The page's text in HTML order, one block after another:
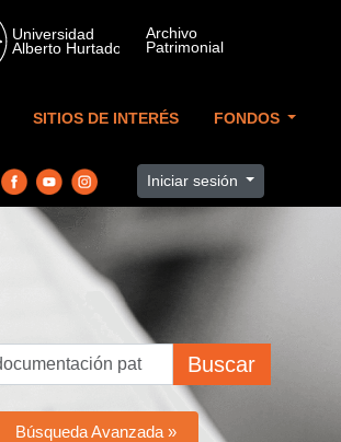
SITIOS DE INTERÉS FONDOS
Iniciar sesión
Buscar
Búsqueda Avanzada »